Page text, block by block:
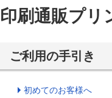
印刷通販プ
ご利用の手引き
初めてのお客様へ